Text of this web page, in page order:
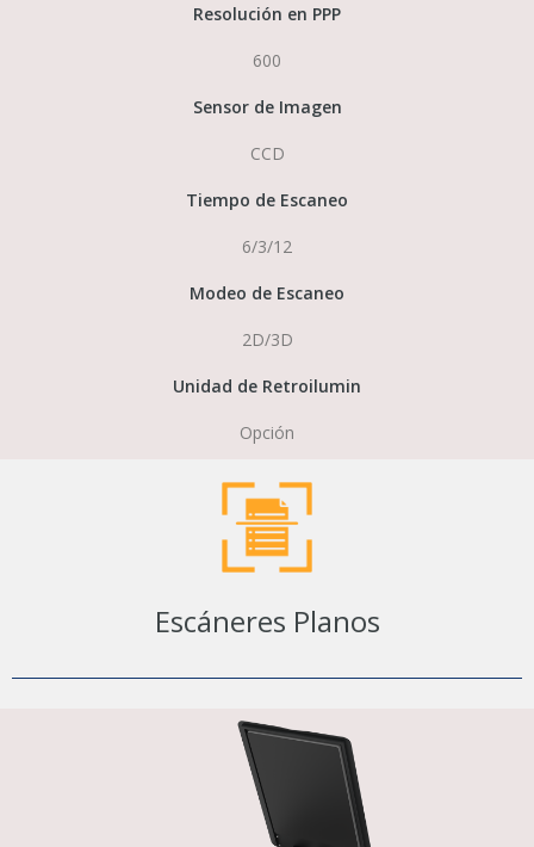
Resolución en PPP
600
Sensor de Imagen
CCD
Tiempo de Escaneo
6/3/12
Modeo de Escaneo
2D/3D
Unidad de Retroilumin
Opción
Escáneres Planos